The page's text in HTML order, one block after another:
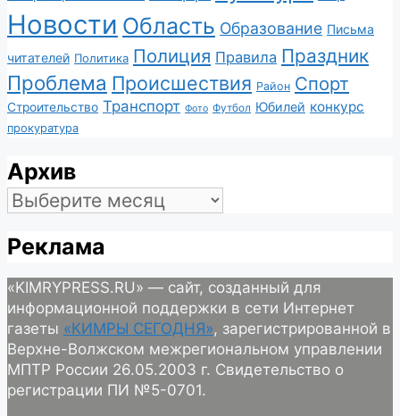
Новости Область Образование Письма
читателей Политика Полиция Правила Праздник
Проблема Происшествия Район Спорт
Строительство Транспорт Фото Футбол Юбилей конкурс
прокуратура
Архив
Архив
Реклама
«KIMRYPRESS.RU» — сайт, созданный для
информационной поддержки в сети Интернет
газеты «КИМРЫ СЕГОДНЯ», зарегистрированной в
Верхне-Волжском межрегиональном управлении
МПТР России 26.05.2003 г. Свидетельство о
регистрации ПИ №5-0701.